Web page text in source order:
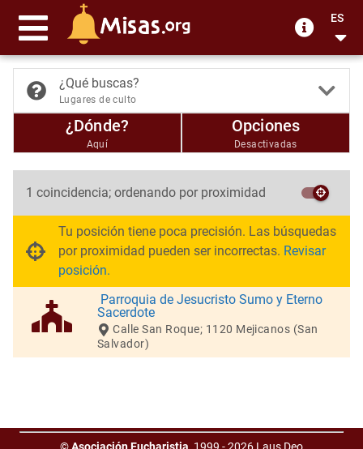
ES
¿Qué buscas?
Lugares de culto
¿Dónde?
Aquí
Opciones
Desactivadas
1 coincidencia; ordenando por proximidad
Tu posición tiene poca precisión. Las búsquedas
por proximidad pueden ser incorrectas. Revisar
posición.
Parroquia de Jesucristo Sumo y Eterno
Sacerdote
Calle San Roque; 1120 Mejicanos (San
Salvador)